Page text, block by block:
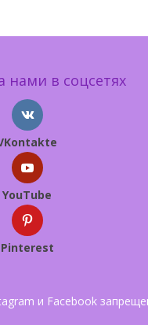
нами в соцсетях
YouTube
Pinterest
и Facebook